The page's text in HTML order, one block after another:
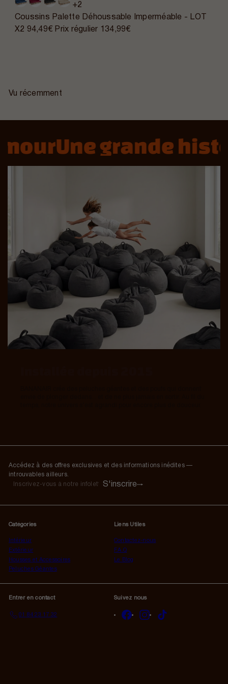
+2
Coussins Palette Déhoussable Imperméable - LOT
X2 94,49€ Prix régulier 134,99€
Vu récemment
Une grande
Accédez à des offres exclusives et des informations inédites —
introuvables ailleurs.
S'inscrire
Inscrivez-
notre
S'inscrire
Catégories
Intérieur
Extérieur
Housses et Accessoires
Peluches Géantes
Liens Utiles
Contactez-nous
F.A.Q
Le Blog
Entrer en contact
01 84 23 17 32
Suivez nous
FacebookInstagram